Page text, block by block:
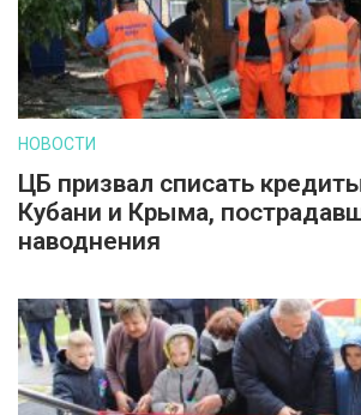
НОВОСТИ
ЦБ призвал списать
Кубани и Крыма,
наводнения